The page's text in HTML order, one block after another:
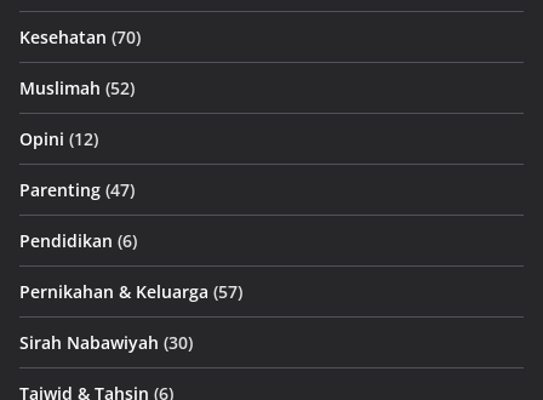
Kesehatan (70)
Muslimah (52)
Opini (12)
Parenting (47)
Pendidikan (6)
Pernikahan & Keluarga (57)
Sirah Nabawiyah (30)
Tajwid & Tahsin (6)